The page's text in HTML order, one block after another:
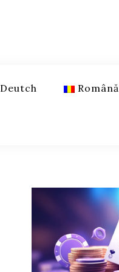
Deutch Română